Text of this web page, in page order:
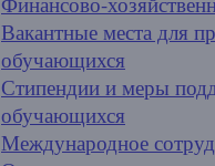
Вакантные места для
обучающихся
Стипендии и меры
обучающихся
Международное